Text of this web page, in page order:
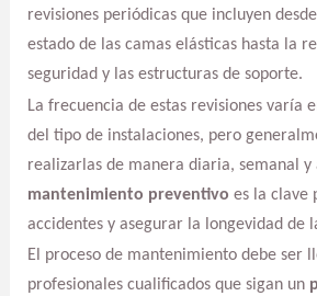
revisiones periódicas que incluyen
estado de las camas elásticas hasta la
seguridad y las estructuras de soporte.
La frecuencia de estas revisiones varía
del tipo de instalaciones, pero
realizarlas de manera diaria, semanal y
mantenimiento preventivo es la clave
accidentes y asegurar la longevidad de
El proceso de mantenimiento debe ser
profesionales cualificados que sigan un